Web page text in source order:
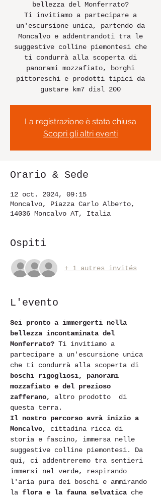
bellezza del Monferrato?
Ti invitiamo a partecipare a
un'escursione unica, partendo da
Moncalvo e addentrandoti tra le
suggestive colline piemontesi che
ti condurrà alla scoperta di
panorami mozzafiato, borghi
pittoreschi e prodotti tipici da
gustare km7 disl 200
La registrazione è stata chiusa
Scopri gli altri eventi
Orario & Sede
12 oct. 2024, 09:15
Moncalvo, Piazza Carlo Alberto,
14036 Moncalvo AT, Italia
Ospiti
+ 1 autres invités
L'evento
Sei pronto a immergerti nella
bellezza incontaminata del
Monferrato? Ti invitiamo a
partecipare a un'escursione unica
che ti condurrà alla scoperta di
boschi rigogliosi, panorami
mozzafiato e del prezioso
zafferano, altro prodotto  di
questa terra.
Il nostro percorso avrà inizio a
Moncalvo, cittadina ricca di
storia e fascino, immersa nelle
suggestive colline piemontesi. Da
qui, ci addentreremo tra sentieri
immersi nel verde, respirando
l'aria pura dei boschi e ammirando
la flora e la fauna selvatica che